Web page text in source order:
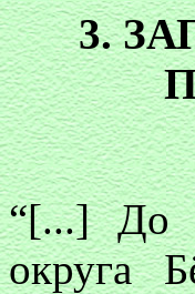
3.
“[...] До
округа